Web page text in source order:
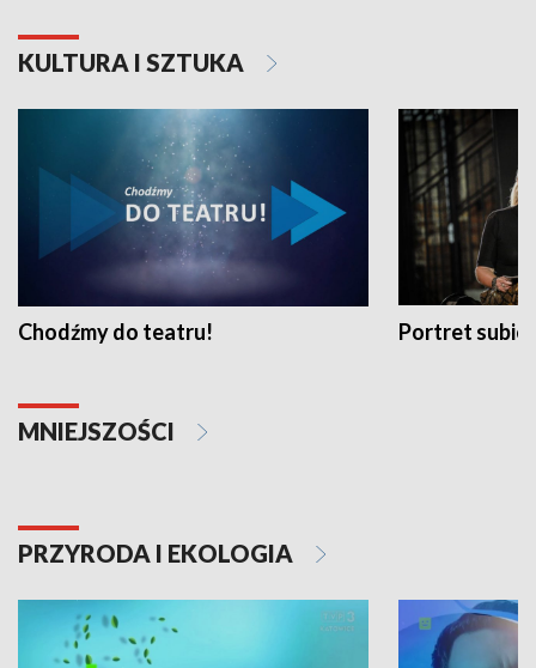
KULTURA I SZTUKA
Chodźmy do teatru! Portret
MNIEJSZOŚCI
PRZYRODA I EKOLOGIA